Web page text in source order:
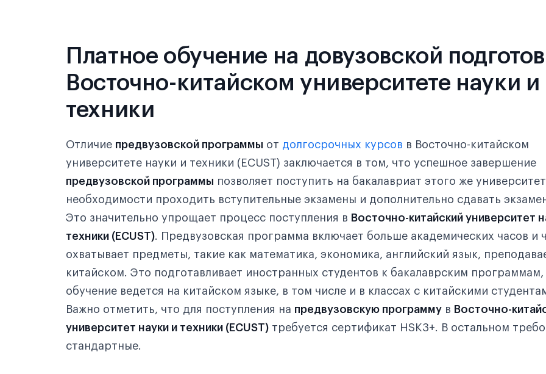
Платное обучение на довузовской
Восточно-китайском университете науки и
техники
Отличие предвузовской программы от долгосрочных курсов в Восточно-китайском
университете науки и техники (ECUST) заключается в том, что успешное завершение
предвузовской программы позволяет поступить на бакалавриат этого же
необходимости проходить вступительные экзамены и дополнительно сдавать
Это значительно упрощает процесс поступления в Восточно-китайский университет
техники (ECUST). Предвузовская программа включает больше академических часов и
охватывает предметы, такие как математика, экономика, английский язык,
китайском. Это подготавливает иностранных студентов к бакалаврским программам,
обучение ведется на китайском языке, в том числе и в классах с китайскими
Важно отметить, что для поступления на предвузовскую программу в Восточно-
университет науки и техники (ECUST) требуется сертификат HSK3+. В остальном
стандартные.